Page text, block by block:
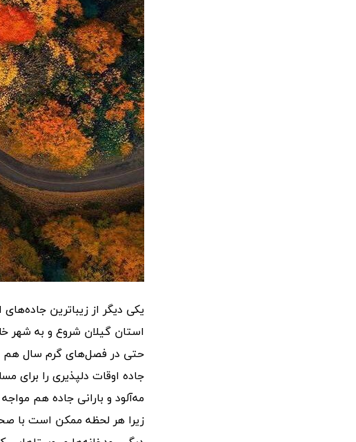
استان گیلان شروع و به شهر
حتی در فصل‌های گرم سال هم
جاده اوقات دلپذیری را
مه‌آلود و بارانی جاده هم
زیرا هر لحظه ممکن است با